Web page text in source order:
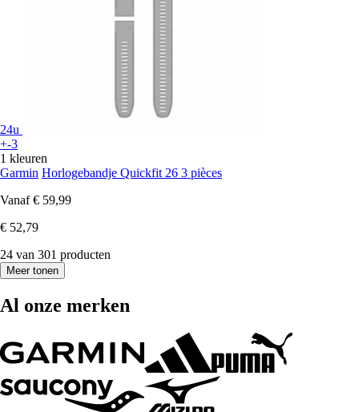
24u
+-3
1 kleuren
Garmin Horlogebandje Quickfit 26 3 pièces
Vanaf € 59,99
€ 52,79
24 van 301 producten
Meer tonen
Al onze merken